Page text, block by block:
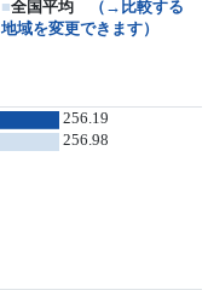
■全国平均
（→比較する
地域を変更できます）
256.19
256.98